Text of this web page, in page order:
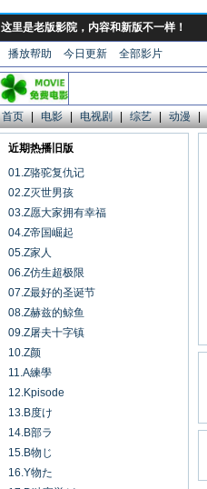
这里是老版影院，内容和新版不一样！
播放帮助 今日更新 全部影片
首页 | 电影 | 电视剧 | 综艺 | 动漫 |
近期热播旧版
01.Z骆驼复仇记
02.Z灭世男孩
03.Z愿大家拥有幸福
04.Z帝国崛起
05.Z家人
06.Z仿生超极限
07.Z最好的圣诞节
08.Z赫兹的鲸鱼
09.Z屠夫十字镇
10.Z颜
11.A練學
12.Kpisode
13.B度け
14.B部ラ
15.B物じ
16.Y物た